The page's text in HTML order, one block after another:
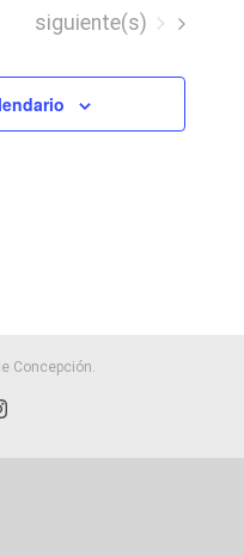
Evento
Eventos
siguiente(s)
Concepción.
Instagram